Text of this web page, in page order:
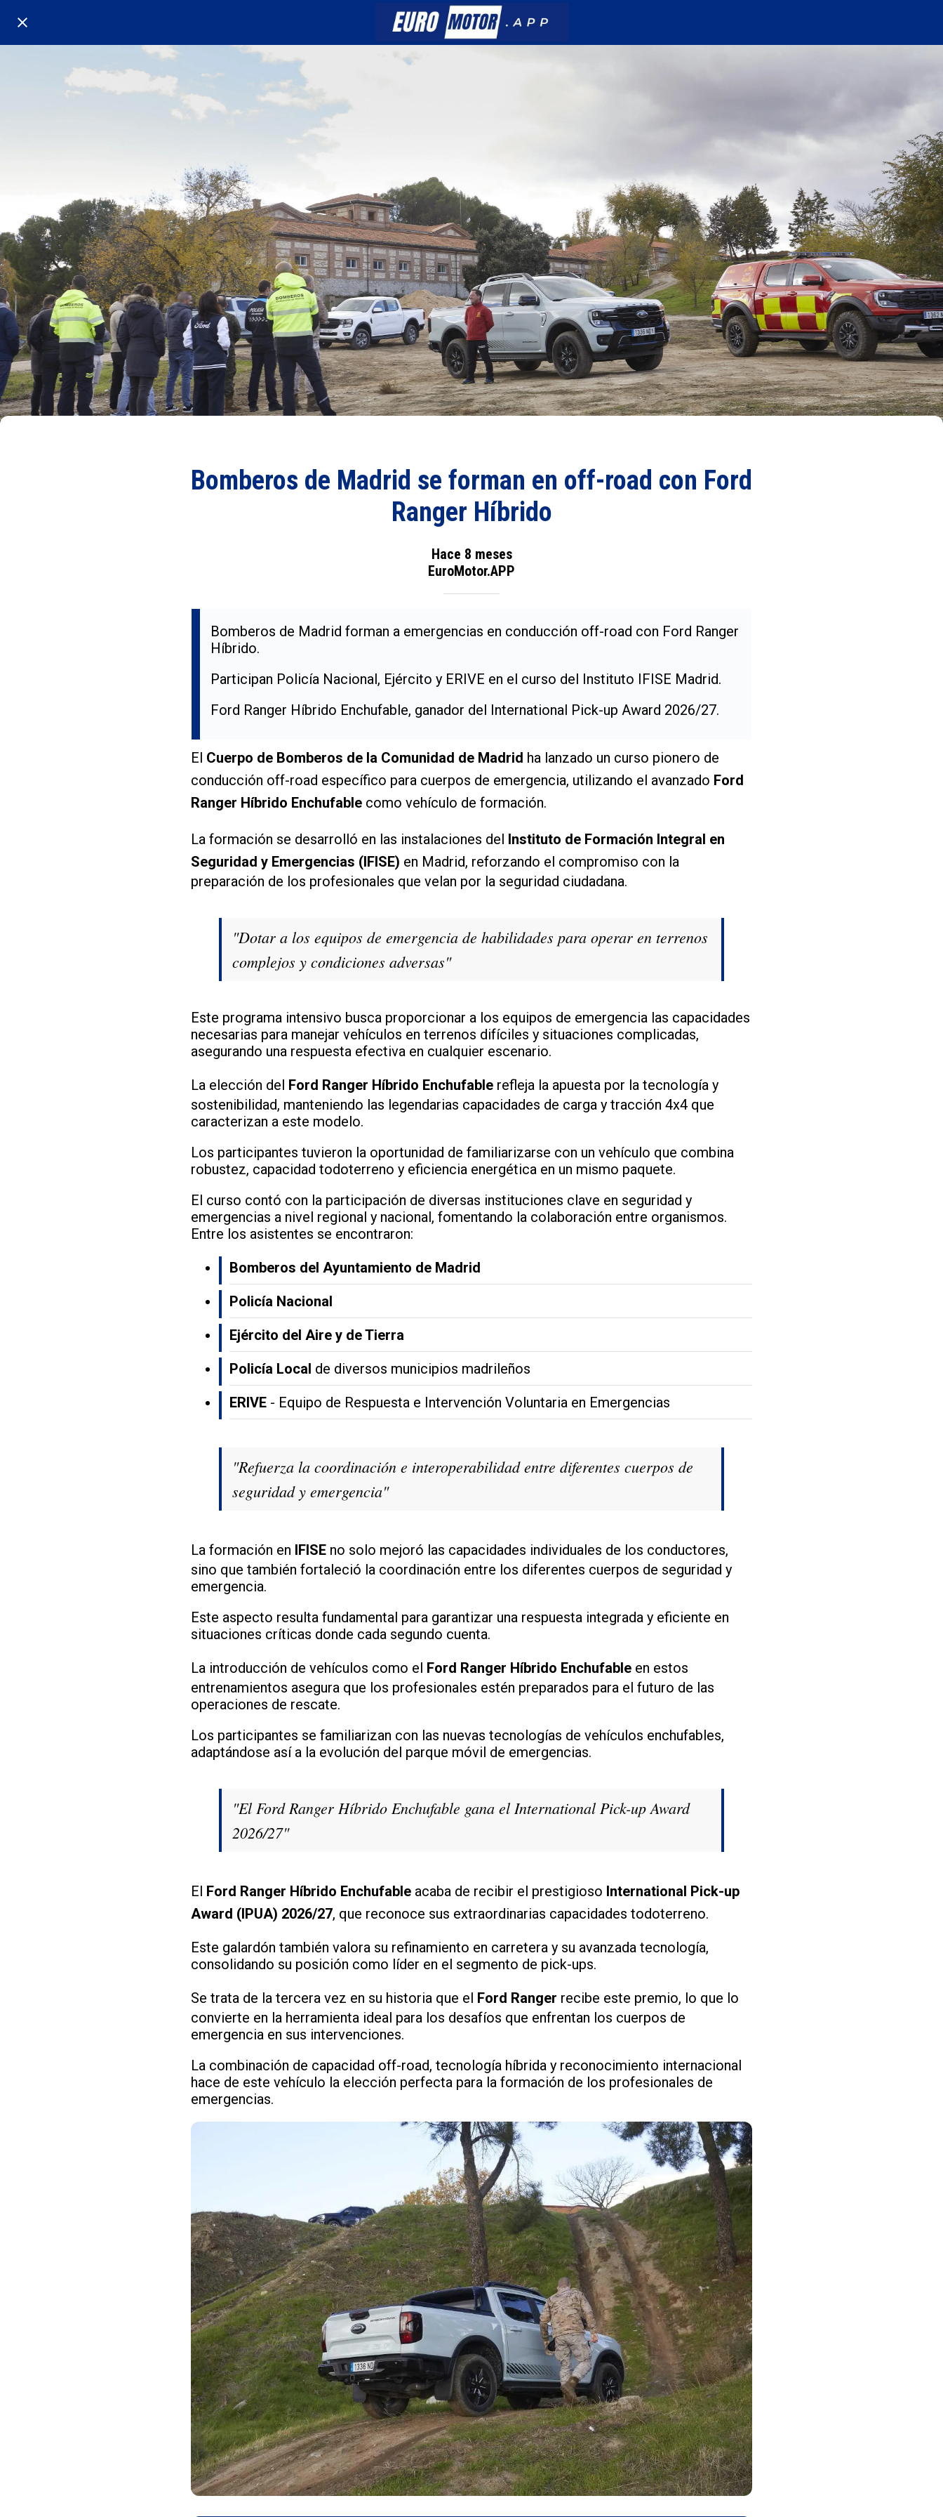
Bomberos de Madrid se forman en off-road con Ford
Ranger Híbrido
Hace 8 meses
EuroMotor.APP
Bomberos de Madrid forman a emergencias en conducción off-road con Ford Ranger
Híbrido.
Participan Policía Nacional, Ejército y ERIVE en el curso del Instituto IFISE Madrid.
Ford Ranger Híbrido Enchufable, ganador del International Pick-up Award 2026/27.
El Cuerpo de Bomberos de la Comunidad de Madrid ha lanzado un curso pionero de
conducción off-road específico para cuerpos de emergencia, utilizando el avanzado Ford
Ranger Híbrido Enchufable como vehículo de formación.
La formación se desarrolló en las instalaciones del Instituto de Formación Integral en
Seguridad y Emergencias (IFISE) en Madrid, reforzando el compromiso con la
preparación de los profesionales que velan por la seguridad ciudadana.
"Dotar a los equipos de emergencia de habilidades para operar en terrenos
complejos y condiciones adversas"
Este programa intensivo busca proporcionar a los equipos de emergencia las capacidades
necesarias para manejar vehículos en terrenos difíciles y situaciones complicadas,
asegurando una respuesta efectiva en cualquier escenario.
La elección del Ford Ranger Híbrido Enchufable refleja la apuesta por la tecnología y
sostenibilidad, manteniendo las legendarias capacidades de carga y tracción 4x4 que
caracterizan a este modelo.
Los participantes tuvieron la oportunidad de familiarizarse con un vehículo que combina
robustez, capacidad todoterreno y eficiencia energética en un mismo paquete.
El curso contó con la participación de diversas instituciones clave en seguridad y
emergencias a nivel regional y nacional, fomentando la colaboración entre organismos.
Entre los asistentes se encontraron:
Bomberos del Ayuntamiento de Madrid
Policía Nacional
Ejército del Aire y de Tierra
Policía Local de diversos municipios madrileños
ERIVE - Equipo de Respuesta e Intervención Voluntaria en Emergencias
"Refuerza la coordinación e interoperabilidad entre diferentes cuerpos de
seguridad y emergencia"
La formación en IFISE no solo mejoró las capacidades individuales de los conductores,
sino que también fortaleció la coordinación entre los diferentes cuerpos de seguridad y
emergencia.
Este aspecto resulta fundamental para garantizar una respuesta integrada y eficiente en
situaciones críticas donde cada segundo cuenta.
La introducción de vehículos como el Ford Ranger Híbrido Enchufable en estos
entrenamientos asegura que los profesionales estén preparados para el futuro de las
operaciones de rescate.
Los participantes se familiarizan con las nuevas tecnologías de vehículos enchufables,
adaptándose así a la evolución del parque móvil de emergencias.
"El Ford Ranger Híbrido Enchufable gana el International Pick-up Award
2026/27"
El Ford Ranger Híbrido Enchufable acaba de recibir el prestigioso International Pick-up
Award (IPUA) 2026/27, que reconoce sus extraordinarias capacidades todoterreno.
Este galardón también valora su refinamiento en carretera y su avanzada tecnología,
consolidando su posición como líder en el segmento de pick-ups.
Se trata de la tercera vez en su historia que el Ford Ranger recibe este premio, lo que lo
convierte en la herramienta ideal para los desafíos que enfrentan los cuerpos de
emergencia en sus intervenciones.
La combinación de capacidad off-road, tecnología híbrida y reconocimiento internacional
hace de este vehículo la elección perfecta para la formación de los profesionales de
emergencias.